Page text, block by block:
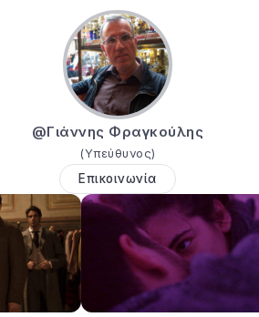
@Γιάννης Φραγκούλης
(Υπεύθυνος)
Επικοινωνία